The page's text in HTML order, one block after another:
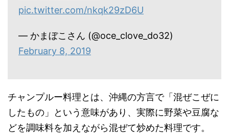
pic.twitter.com/nkqk29zD6U
— かまぼこさん (@oce_clove_do32)
February 8, 2019
チャンプルー料理とは、沖縄の方言で「 混ぜこぜに
したもの 」という意味があり、実際に野菜や豆腐な
どを調味料を加えながら混ぜて炒めた料理です。